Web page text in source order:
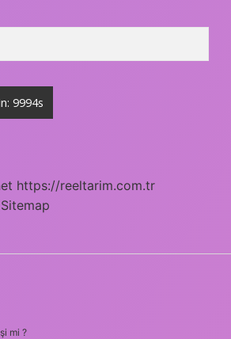
https://reeltarim.com.tr
Sitemap
mi ?